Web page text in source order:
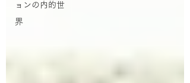
ョンの内的世
界